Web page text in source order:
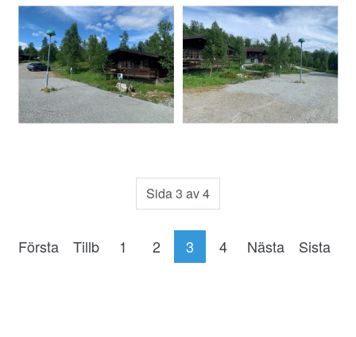
Sida 3 av 4
Första Tillb 1 2 3 4 Nästa Sista